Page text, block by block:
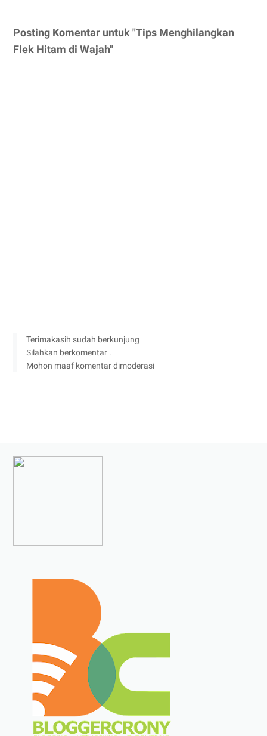
Posting Komentar untuk "Tips Menghilangkan
Flek Hitam di Wajah"
Terimakasih sudah berkunjung
Silahkan berkomentar .
Mohon maaf komentar dimoderasi